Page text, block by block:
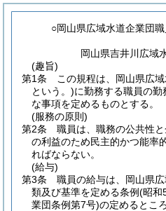
○岡山県広域水道企業団
岡山県吉井川広域
(趣旨)
第1条
この規程は、岡山県広
という。)に勤務する職員の
な事項を定めるものとする。
(服務の原則)
第2条
職員は、職務の公共性
の利益のため民主的かつ能率
ればならない。
(給与)
第3条
職員の給与は、岡山県
類及び基準を定める条例(昭和
業団条例第7号)の定めるとこ